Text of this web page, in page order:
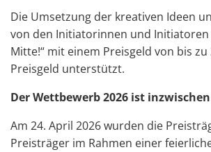
Die Umsetzung der kreativen Ideen
von den Initiatorinnen und Initiatoren
Mitte!“ mit einem Preisgeld von bis zu
Preisgeld unterstützt.
Der Wettbewerb 2026 ist
Am 24. April 2026 wurden die
Preisträger im Rahmen einer